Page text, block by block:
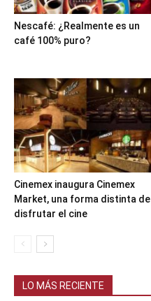
Nescafé: ¿Realmente es un
café 100% puro?
Cinemex inaugura Cinemex
Market, una forma distinta de
disfrutar el cine
LO MÁS RECIENTE